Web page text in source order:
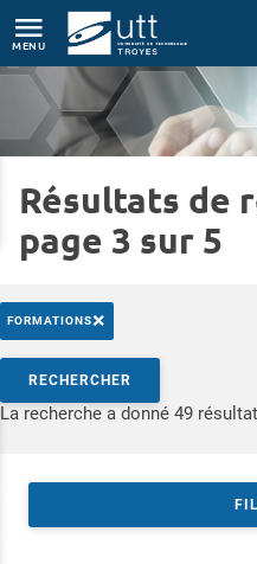
MENU
Accueil Formations
Résultats de
page 3 sur 5
FORMATIONS×
Rechercher par mots-clés
RECHERCHER
La recherche a donné 49